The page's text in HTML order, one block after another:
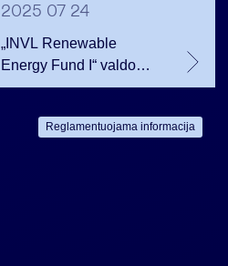
2025 07 24
„INVL Renewable
Energy Fund I“ valdoma
„REFI Sun“ siekia per
pritraukti iki 15 mln.
Reglamentuojama informacija